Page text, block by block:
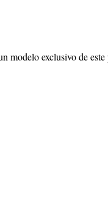
modelo exclusivo de